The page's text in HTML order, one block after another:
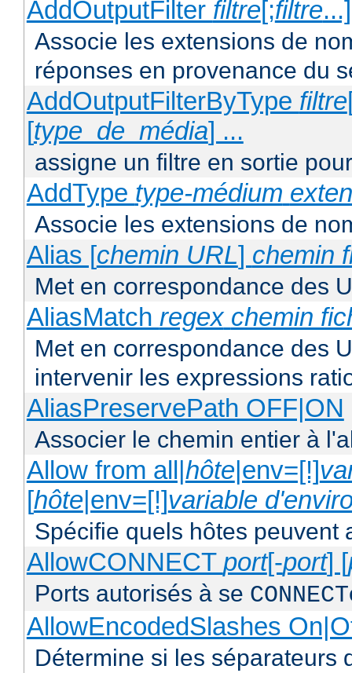
AddOutputFilter filtre[;filtre
Associe les extensions de
réponses en provenance du
AddOutputFilterByType filtre
[type_de_média] ...
assigne un filtre en sortie
AddType type-médium
Associe les extensions de
Alias [chemin URL] chemin
Met en correspondance des
AliasMatch regex chemin
Met en correspondance des
intervenir les expressions
AliasPreservePath OFF|ON
Associer le chemin entier à
Allow from all|hôte|env=[!]
[hôte|env=[!]variable
Spécifie quels hôtes peuvent
AllowCONNECT port[-port] [
Ports autorisés à se CONNECT
AllowEncodedSlashes
Détermine si les séparateurs